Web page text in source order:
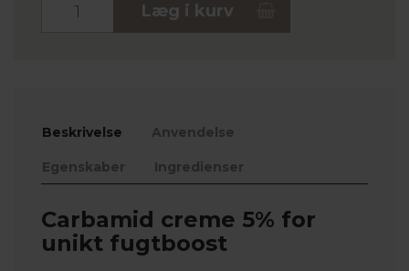
Læg i kurv
Beskrivelse Anvendelse
Egenskaber Ingredienser
Carbamid creme 5% for
unikt fugtboost